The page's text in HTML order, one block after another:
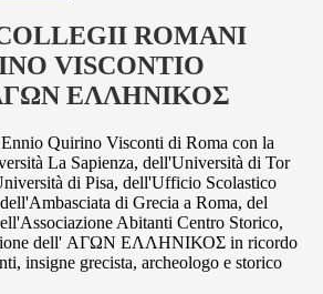
ROMANI
VISCONTIO
ΕΛΛΗΝΙΚΟΣ
Quirino Visconti di Roma con la
La Sapienza, dell'Università di Tor
di Pisa, dell'Ufficio Scolastico
di Grecia a Roma, del
Abitanti Centro Storico,
dell' ΑΓΩΝ ΕΛΛΗΝΙΚΟΣ in ricordo
insigne grecista, archeologo e storico